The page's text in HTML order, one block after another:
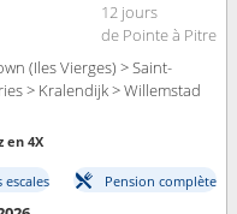
12 jours
de Pointe à Pitre
(Iles Vierges) > Saint-
> Kralendijk > Willemstad
en 4X
escales Pension complète